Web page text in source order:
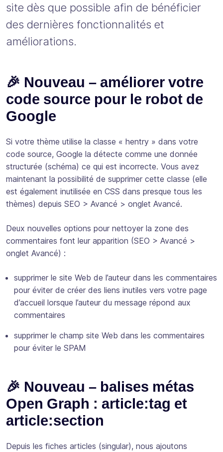
site dès que possible afin de bénéficier
des dernières fonctionnalités et
améliorations.
🎉 Nouveau – améliorer votre
code source pour le robot de
Google
Si votre thème utilise la classe « hentry » dans votre
code source, Google la détecte comme une donnée
structurée (schéma) ce qui est incorrecte. Vous avez
maintenant la possibilité de supprimer cette classe (elle
est également inutilisée en CSS dans presque tous les
thèmes) depuis SEO > Avancé > onglet Avancé.
Deux nouvelles options pour nettoyer la zone des
commentaires font leur apparition (SEO > Avancé >
onglet Avancé) :
supprimer le site Web de l’auteur dans les commentaires
pour éviter de créer des liens inutiles vers votre page
d’accueil lorsque l’auteur du message répond aux
commentaires
supprimer le champ site Web dans les commentaires
pour éviter le SPAM
🎉 Nouveau – balises métas
Open Graph : article:tag et
article:section
Depuis les fiches articles (singular), nous ajoutons